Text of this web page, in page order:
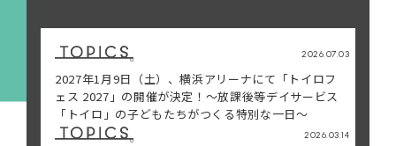
・高齢者介護
・生活サポート
・スポーツ・地域
・証明書の発行
・プライバシーポリシー
2026.07.03
2027年1月9日（土）、横浜アリーナにて「トイロフ
ェス 2027」の開催が決定！〜放課後等デイサービス
「トイロ」の子どもたちがつくる特別な一日〜
2026.03.14